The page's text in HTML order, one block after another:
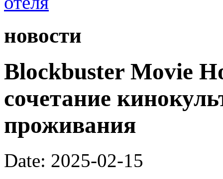
новости
Blockbuster Movie
сочетание
проживания
Date: 2025-02-15